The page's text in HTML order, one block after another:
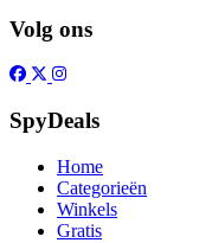
Volg ons
SpyDeals
Home
Categorieën
Winkels
Gratis